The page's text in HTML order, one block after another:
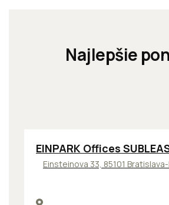
Najlepšie
TOP ODPORÚČAME
EINPARK Offices
Einsteinova 33, 85101